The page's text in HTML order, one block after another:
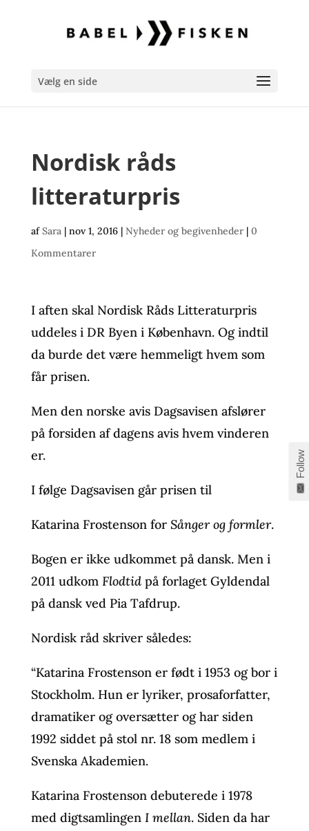
Vælg en side
Nordisk råds
litteraturpris
afSara| nov 1, 2016| Nyheder og begivenheder| 0
Kommentarer
I aften skal Nordisk Råds Litteraturpris
uddeles i DR Byen i København. Og indtil
da burde det være hemmeligt hvem som
får prisen.
Men den norske avis Dagsavisen afslører
på forsiden af dagens avis hvem vinderen
er.
I følge Dagsavisen går prisen til
Katarina Frostenson for Sånger og formler.
Bogen er ikke udkommet på dansk. Men i
2011 udkomFlodtidpå forlaget Gyldendal
på dansk ved Pia Tafdrup.
Nordisk råd skriver således:
“Katarina Frostenson er født i 1953 og bor i
Stockholm. Hun er lyriker, prosaforfatter,
dramatiker og oversætter og har siden
1992 siddet på stol nr. 18 som medlem i
Svenska Akademien.
Katarina Frostenson debuterede i 1978
med digtsamlingen I mellan. Siden da har
Follow